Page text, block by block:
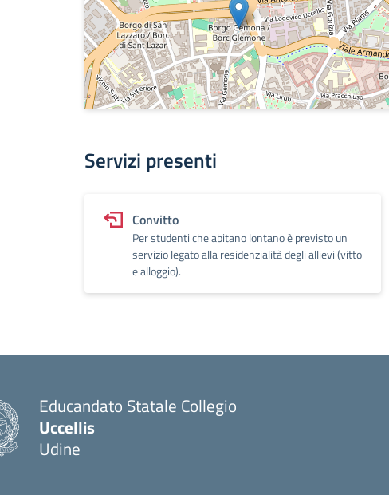
Servizi presenti
Convitto
Per studenti che abitano lontano è previsto un
servizio legato alla residenzialità degli allievi (vitto
e alloggio).
Educandato Statale Collegio
Uccellis
Udine